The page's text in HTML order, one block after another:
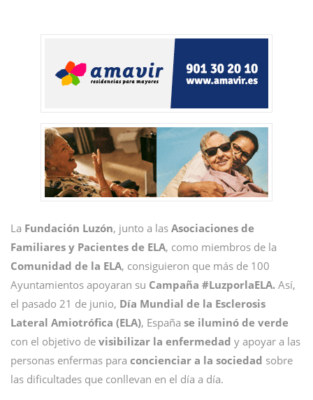
La Fundación Luzón, junto a las Asociaciones de
Familiares y Pacientes de ELA, como miembros de la
Comunidad de la ELA, consiguieron que más de 100
Ayuntamientos apoyaran su Campaña #LuzporlaELA. Así,
el pasado 21 de junio, Día Mundial de la Esclerosis
Lateral Amiotrófica (ELA), España se iluminó de verde
con el objetivo de visibilizar la enfermedad y apoyar a las
personas enfermas para concienciar a la sociedad sobre
las dificultades que conllevan en el día a día.